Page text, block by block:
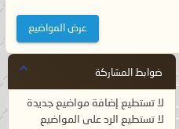
ضوابط المشاركة
لا تستطيع إضافة مواضيع جديدة
لا تستطيع الرد على المواضيع